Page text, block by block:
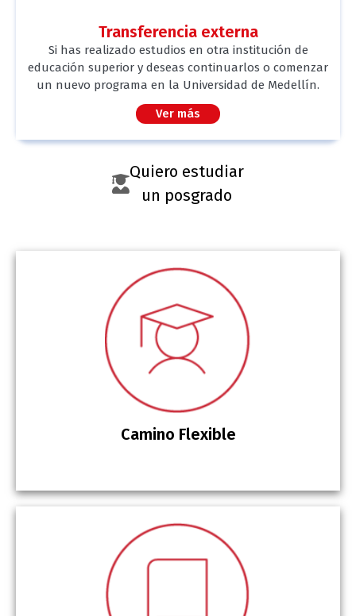
Quiero estudiar
un posgrado
Transferencia externa
Si has realizado estudios en otra institución de
educación superior y deseas continuarlos o comenzar
un nuevo programa en la Universidad de Medellín.
Ver más
Camino Flexible